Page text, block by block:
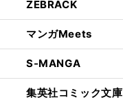
ZEBRACK
マンガMeets
S-MANGA
集英社コミック文庫